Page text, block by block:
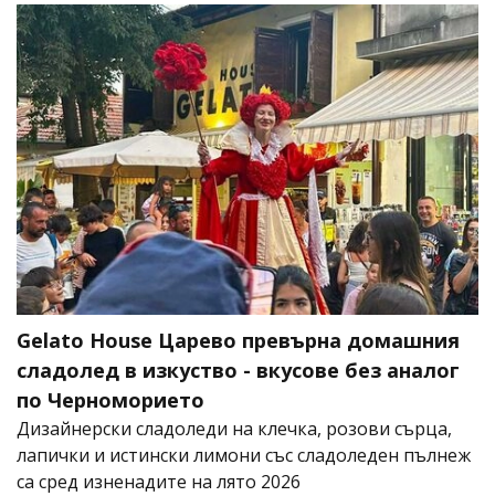
Gelato House Царево превърна домашния
сладолед в изкуство - вкусове без аналог
по Черноморието
Дизайнерски сладоледи на клечка, розови сърца,
лапички и истински лимони със сладоледен пълнеж
са сред изненадите на лято 2026